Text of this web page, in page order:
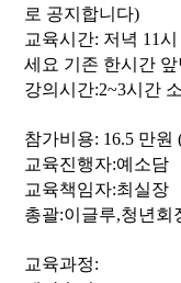
로 공지합니다)
교육시간: 저녁 11
세요 기존 한시간
강의시간:2~3시간
참가비용: 16.5 만
교육진행자:예소담
교육책임자:최실장
총괄:이글루,청년회
교육과정: